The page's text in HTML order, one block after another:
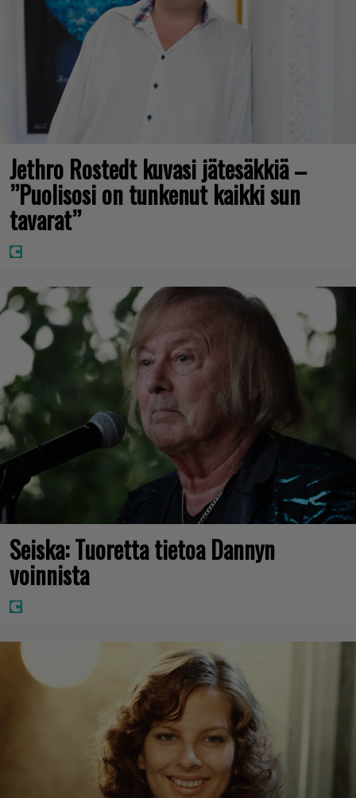
Jethro Rostedt kuvasi jätesäkkiä –
”Puolisosi on tunkenut kaikki sun
tavarat”
Seiska: Tuoretta tietoa Dannyn
voinnista